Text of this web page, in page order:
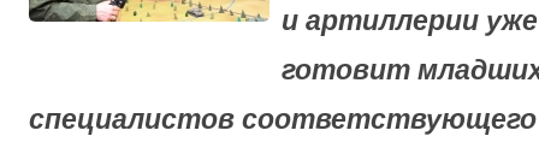
и артиллерии
готовит
специалистов